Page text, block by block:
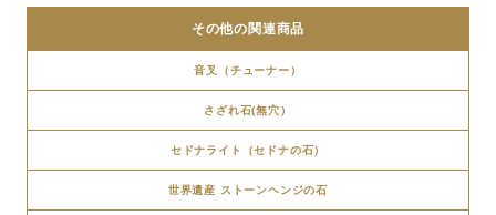
その他の関連商品
音叉（チューナー）
さざれ石(無穴）
セドナライト（セドナの石）
世界遺産 ストーンヘンジの石